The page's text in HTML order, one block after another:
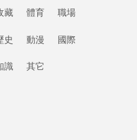
藏 體育 職場
史 動漫 國際
識 其它